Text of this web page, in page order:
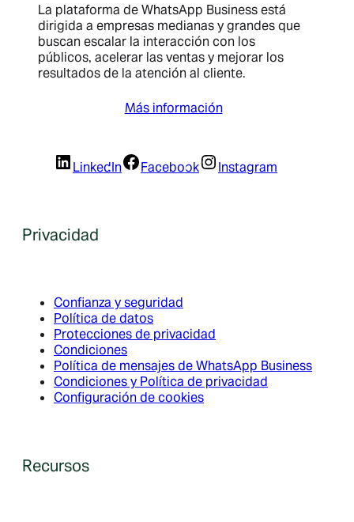
La plataforma de WhatsApp Business está
dirigida a empresas medianas y grandes que
buscan escalar la interacción con los
públicos, acelerar las ventas y mejorar los
resultados de la atención al cliente.
Más información
LinkedIn Facebook Instagram
Privacidad
Confianza y seguridad
Política de datos
Protecciones de privacidad
Condiciones
Política de mensajes de WhatsApp Business
Condiciones y Política de privacidad
Configuración de cookies
Recursos